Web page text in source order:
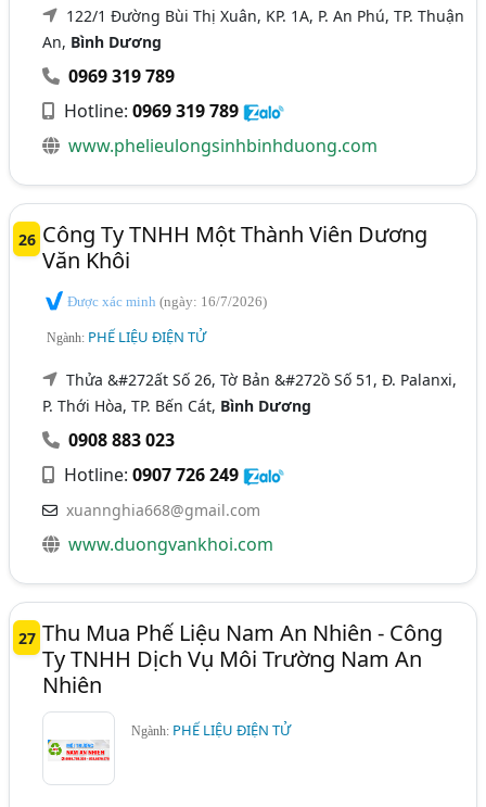
122/1 Đường Bùi Thị Xuân, KP. 1A, P. An Phú, TP. Thuận
An, Bình Dương
0969 319 789
Hotline:0969 319 789
www.phelieulongsinhbinhduong.com
26 Công Ty TNHH Một Thành Viên Dương
Văn Khôi
Được xác minh(ngày: 16/7/2026)
Ngành: PHẾ LIỆU ĐIỆN TỬ
Thửa &#272ất Số 26, Tờ Bản &#272ồ Số 51, Đ. Palanxi,
P. Thới Hòa, TP. Bến Cát, Bình Dương
0908 883 023
Hotline:0907 726 249
xuannghia668@gmail.com
www.duongvankhoi.com
27 Thu Mua Phế Liệu Nam An Nhiên - Công
Ty TNHH Dịch Vụ Môi Trường Nam An
Nhiên
Ngành: PHẾ LIỆU ĐIỆN TỬ